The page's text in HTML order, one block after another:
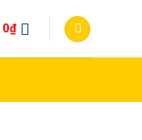
0₫